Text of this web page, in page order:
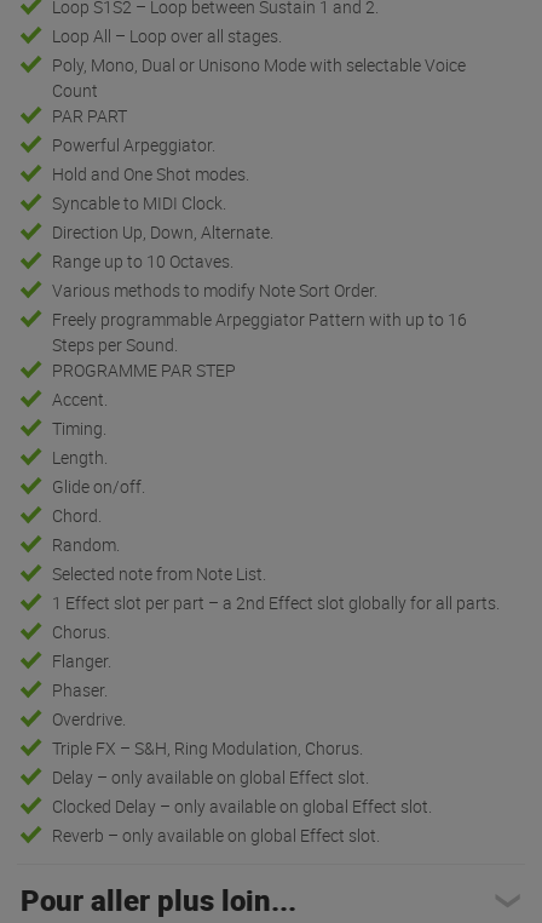
Loop All – Loop over all stages.
Poly, Mono, Dual or Unisono Mode with selectable Voice
Count
PAR PART
Powerful Arpeggiator.
Hold and One Shot modes.
Syncable to MIDI Clock.
Direction Up, Down, Alternate.
Range up to 10 Octaves.
Various methods to modify Note Sort Order.
Freely programmable Arpeggiator Pattern with up to 16
Steps per Sound.
PROGRAMME PAR STEP
Accent.
Timing.
Length.
Glide on/off.
Chord.
Random.
Selected note from Note List.
1 Effect slot per part – a 2nd Effect slot globally for all parts.
Chorus.
Flanger.
Phaser.
Overdrive.
Triple FX – S&H, Ring Modulation, Chorus.
Delay – only available on global Effect slot.
Clocked Delay – only available on global Effect slot.
Reverb – only available on global Effect slot.